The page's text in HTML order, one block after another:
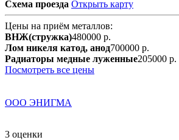
Схема проезда Открыть карту
Цены на приём металлов:
ВНЖ(стружка)480000 р.
Лом никеля катод, анод700000 р.
Радиаторы медные луженные205000 р.
Посмотреть все цены
ООО ЭНИГМА
3 оценки